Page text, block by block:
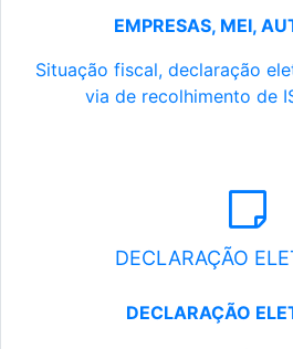
EMPRESAS, MEI,
Situação fiscal, declaração
via de recolhimento de
DECLARAÇÃO
DECLARAÇÃO